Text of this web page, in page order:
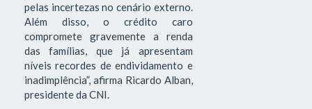
pelas incertezas no cenário externo.
Além disso, o crédito caro
compromete gravemente a renda
das famílias, que já apresentam
níveis recordes de endividamento e
inadimplência”, afirma Ricardo Alban,
presidente da CNI.